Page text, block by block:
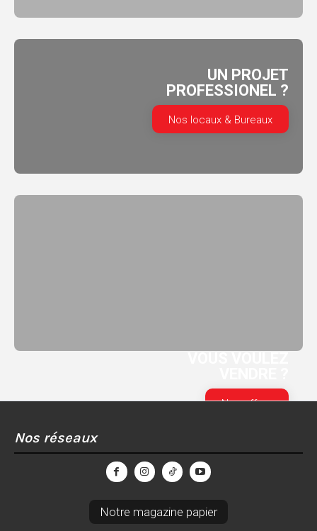
UN PROJET
PROFESSIONEL ?
Nos locaux & Bureaux
Nos offres
Nos réseaux
Notre magazine papier